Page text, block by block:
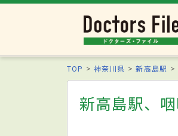
TOP 神奈川県 新高島駅
新高島駅、